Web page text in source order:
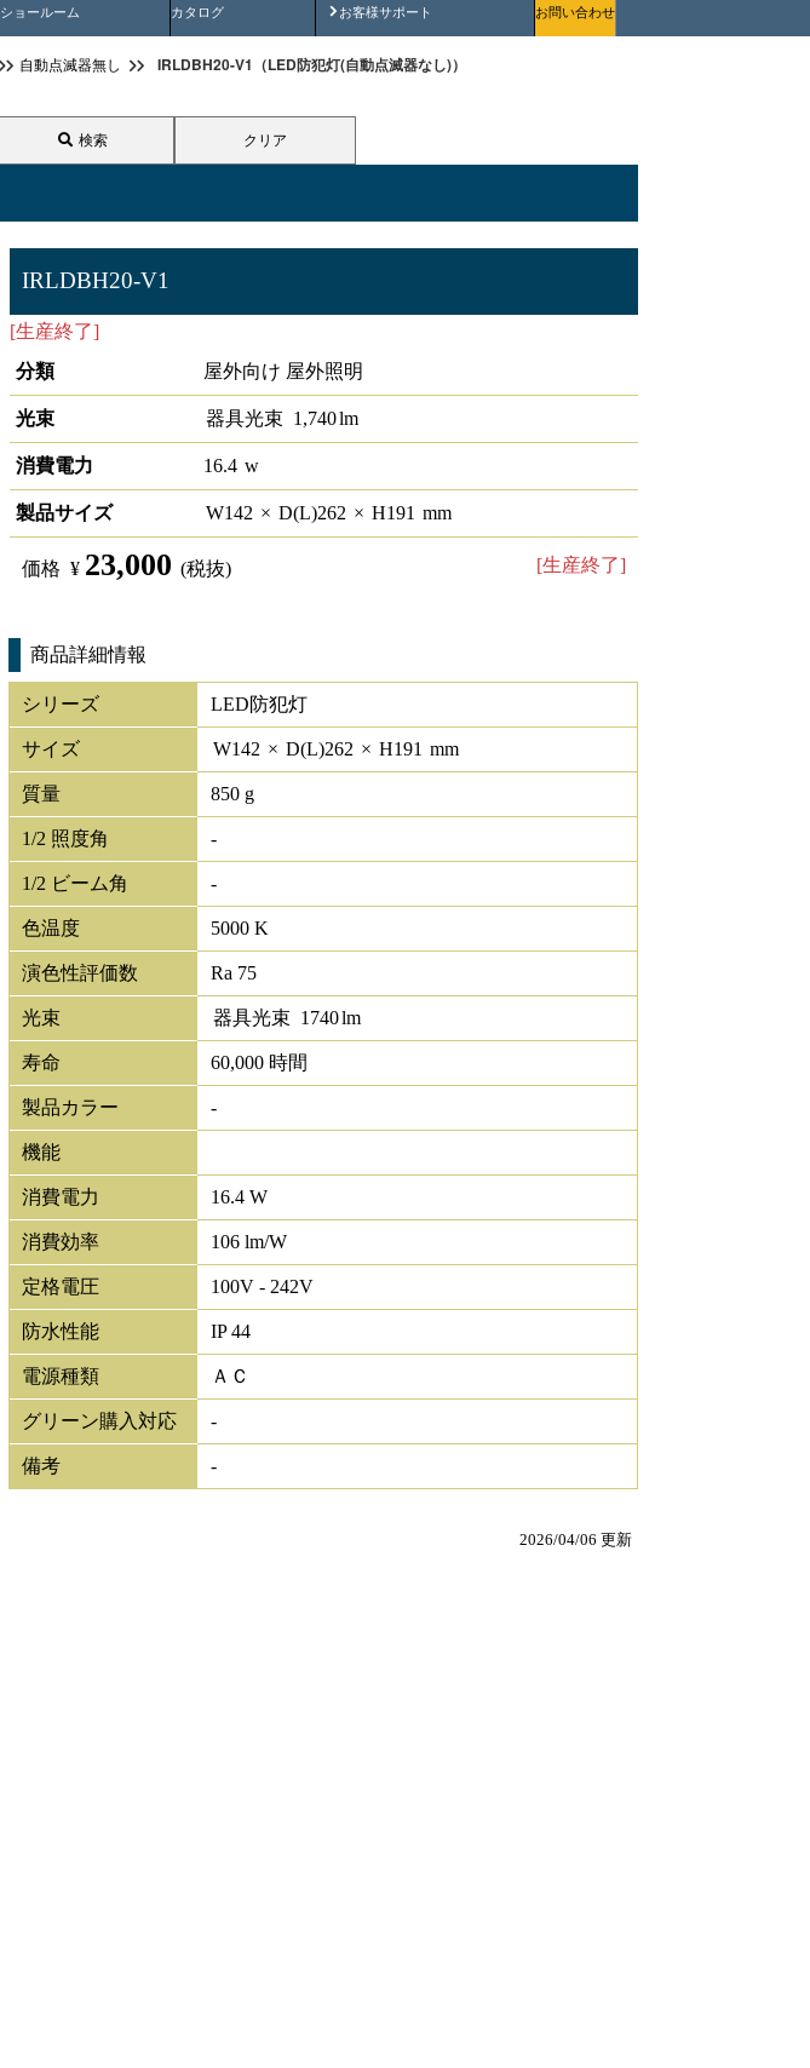
ショールーム カタログ お客様サポート
安全にご使用いただくためにお問い合わせ
自動点滅器無し IRLDBH20-V1（LED防犯灯(自動点滅器なし)）
検索 クリア
IRLDBH20-V1
[生産終了]
分類
屋外向け 屋外照明
光束 器具光束 1,740lm
消費電力 16.4 w
製品サイズ W142 × D(L)262 × H191 mm
価格 ¥ 23,000 (税抜) [生産終了]
商品詳細情報
シリーズ LED防犯灯
サイズ W142 × D(L)262 × H191 mm
質量 850 g
1/2 照度角 -
1/2 ビーム角 -
色温度 5000 K
演色性評価数 Ra 75
光束 器具光束 1740lm
寿命 60,000 時間
製品カラー -
機能
消費電力 16.4 W
消費効率 106 lm/W
定格電圧 100V - 242V
防水性能 IP 44
電源種類 ＡＣ
グリーン購入対応 -
備考 -
2026/04/06 更新